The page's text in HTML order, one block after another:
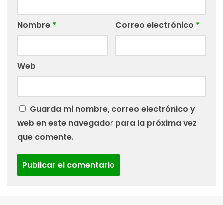
Nombre * Correo electrónico *
Web
Guarda mi nombre, correo electrónico y
web en este navegador para la próxima vez
que comente.